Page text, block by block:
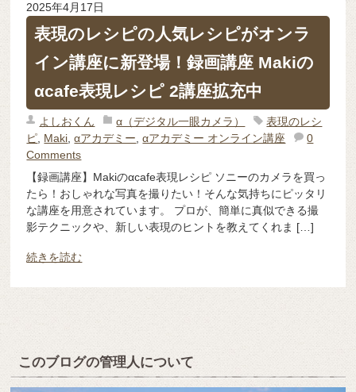
2025年4月17日
表現のレシピの人気レシピがオンラ
イン講座に新登場！録画講座 Makiの
αcafe表現レシピ 2講座拡充中
よしおくん α（デジタル一眼カメラ）
表現のレシ
ピ, Maki,αアカデミー,αアカデミー オンライン講座
0
Comments
【録画講座】Makiのαcafe表現レシピ ソニーのカメラを買っ
たら！おしゃれな写真を撮りたい！そんな気持ちにピッタリ
な講座を用意されています。 プロが、簡単に真似できる撮
影テクニックや、新しい表現のヒントを教えてくれま […]
続きを読む
このブログの管理人について